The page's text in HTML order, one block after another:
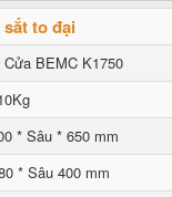
to đại
BEMC K1750
* Sâu * 650 mm
* Sâu 400 mm